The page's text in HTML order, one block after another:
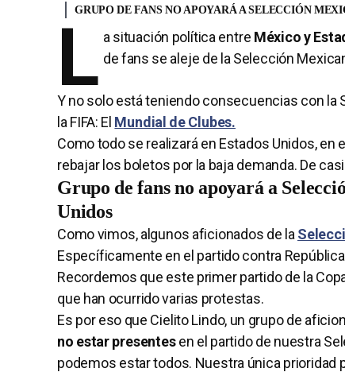
GRUPO DE FANS NO APOYARÁ A SELECCIÓN
L a situación política entre México y
de fans se aleje de la Selección
Y no solo está teniendo consecuencias con la
la FIFA: El Mundial de Clubes.
Como todo se realizará en Estados Unidos, en
rebajar los boletos por la baja demanda. De
Grupo de fans no apoyará a
Unidos
Como vimos, algunos aficionados de la
Específicamente en el partido contra
Recordemos que este primer partido de la
que han ocurrido varias protestas.
Es por eso que Cielito Lindo, un grupo de
no estar presentesen el partido de nuestra
podemos estar todos. Nuestra única prioridad